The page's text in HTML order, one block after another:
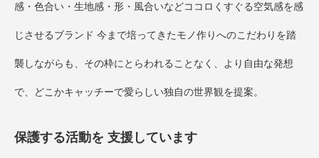
感・色合い・生地感・形・風合いなどココロくすぐる空気感を感
じさせるブランド 今まで培ってきたモノ作りへのこだわりを踏
襲しながらも、その枠にとらわれることなく、より自由な発想
で、どこかキャッチーで愛らしい独自の世界観を提案。
保護する活動を 支援しています